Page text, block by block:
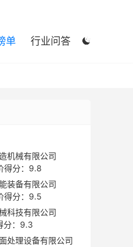

单 行业问答
机械有限公司
分：9.8
装备有限公司
分：9.5
科技有限公司
：9.3
处理设备有限公司